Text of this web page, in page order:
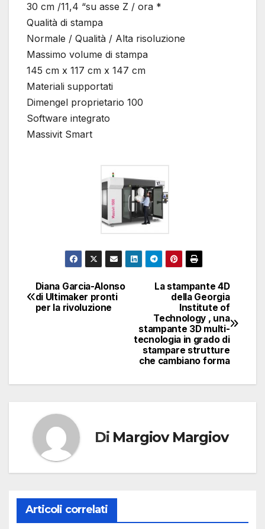
30 cm /11,4 “su asse Z / ora *
Qualità di stampa
Normale / Qualità / Alta risoluzione
Massimo volume di stampa
145 cm x 117 cm x 147 cm
Materiali supportati
Dimengel proprietario 100
Software integrato
Massivit Smart
Navigazione
articoli
La stampante 4D
della Georgia
Institute of
Technology , una
stampante 3D multi-
tecnologia in grado di
stampare strutture
che cambiano forma
Diana Garcia-Alonso
di Ultimaker pronti
per la rivoluzione
Di Margiov Margiov
Articoli correlati